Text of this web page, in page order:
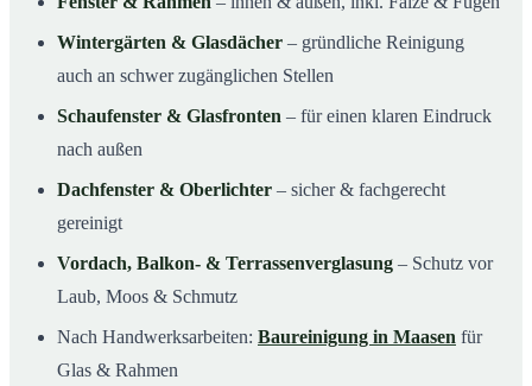
Wintergärten & Glasdächer – gründliche Reinigung
auch an schwer zugänglichen Stellen
Schaufenster & Glasfronten – für einen klaren Eindruck
nach außen
Dachfenster & Oberlichter – sicher & fachgerecht
gereinigt
Vordach, Balkon- & Terrassenverglasung – Schutz vor
Laub, Moos & Schmutz
Nach Handwerksarbeiten: Baureinigung in Maasen für
Glas & Rahmen